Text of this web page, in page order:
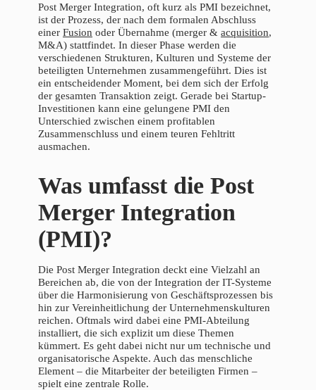
Post Merger Integration, oft kurz als PMI bezeichnet,
ist der Prozess, der nach dem formalen Abschluss
einer Fusion oder Übernahme (merger & acquisition,
M&A) stattfindet. In dieser Phase werden die
verschiedenen Strukturen, Kulturen und Systeme der
beteiligten Unternehmen zusammengeführt. Dies ist
ein entscheidender Moment, bei dem sich der Erfolg
der gesamten Transaktion zeigt. Gerade bei Startup-
Investitionen kann eine gelungene PMI den
Unterschied zwischen einem profitablen
Zusammenschluss und einem teuren Fehltritt
ausmachen.
Was umfasst die Post
Merger Integration
(PMI)?
Die Post Merger Integration deckt eine Vielzahl an
Bereichen ab, die von der Integration der IT-Systeme
über die Harmonisierung von Geschäftsprozessen bis
hin zur Vereinheitlichung der Unternehmenskulturen
reichen. Oftmals wird dabei eine PMI-Abteilung
installiert, die sich explizit um diese Themen
kümmert. Es geht dabei nicht nur um technische und
organisatorische Aspekte. Auch das menschliche
Element – die Mitarbeiter der beteiligten Firmen –
spielt eine zentrale Rolle.